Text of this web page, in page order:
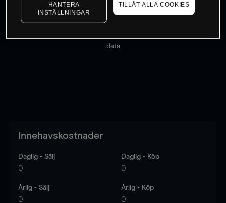
Priserna är endast vägledande.
data
Innehavskostnader
Daglig - Sälj
0
Daglig - Köp
0
Årlig - Sälj
0
Årlig - Köp
0
HANTERA
INSTÄLLNINGAR
TILLÅT ALLA COOKIES